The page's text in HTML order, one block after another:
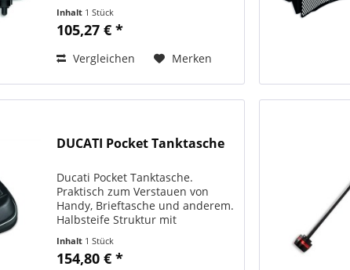
mit Rizoma hergestellt. ORIGINAL
DUCATI PERFORMANCE Art. - Nr.:
Inhalt 1 Stück
105,27 € *
Vergleichen Merken
DUCATI Pocket Tanktasche
Ducati Pocket Tanktasche.
Praktisch zum Verstauen von
Handy, Brieftasche und anderem.
Halbsteife Struktur mit
Tankverschluss und mit oberer
Tasche für das Smartphone. Im
Inhalt 1 Stück
154,80 € *